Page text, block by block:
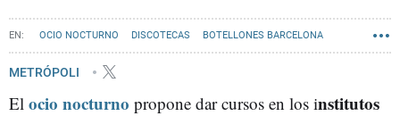
OCIO NOCTURNO DISCOTECAS BOTELLONES BARCELONA
METRÓPOLI
El ocio nocturno propone dar cursos en los institutos